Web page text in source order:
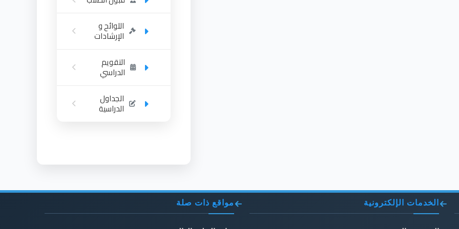
اللوائح و
الإرشادات
التقويم
الدراسي
الجداول
الدراسية
الخدمات الإلكترونية مواقع ذات صلة